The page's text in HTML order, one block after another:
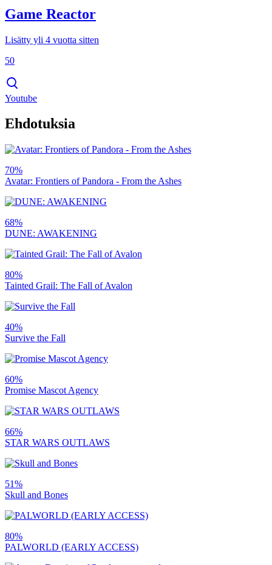
Game Reactor
Lisätty yli 4 vuotta sitten
50
Youtube
Ehdotuksia
70%
Avatar: Frontiers of Pandora - From the Ashes
68%
DUNE: AWAKENING
80%
Tainted Grail: The Fall of Avalon
40%
Survive the Fall
60%
Promise Mascot Agency
66%
STAR WARS OUTLAWS
51%
Skull and Bones
80%
PALWORLD (EARLY ACCESS)